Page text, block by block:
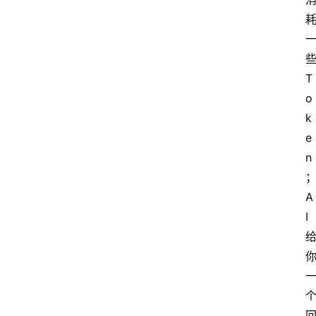
耗
一
些
T
o
k
e
n
；
A
I
给
你
一
个